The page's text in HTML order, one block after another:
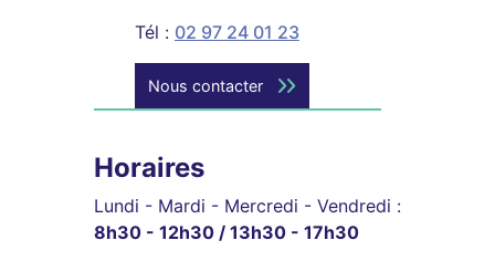
Tél : 02 97 24 01 23
Nous contacter
Horaires
Lundi - Mardi - Mercredi - Vendredi :
8h30 - 12h30 / 13h30 - 17h30